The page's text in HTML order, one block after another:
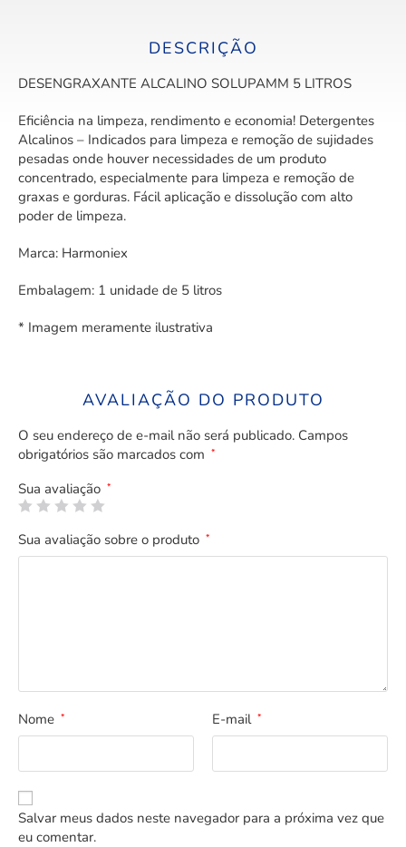
DESCRIÇÃO
DESENGRAXANTE ALCALINO SOLUPAMM 5 LITROS
Eficiência na limpeza, rendimento e economia! Detergentes
Alcalinos – Indicados para limpeza e remoção de sujidades
pesadas onde houver necessidades de um produto
concentrado, especialmente para limpeza e remoção de
graxas e gorduras. Fácil aplicação e dissolução com alto
poder de limpeza.
Marca: Harmoniex
Embalagem: 1 unidade de 5 litros
* Imagem meramente ilustrativa
AVALIAÇÃO DO PRODUTO
O seu endereço de e-mail não será publicado. Campos
obrigatórios são marcados com *
Sua avaliação *
Sua avaliação sobre o produto *
Nome * E-mail *
Salvar meus dados neste navegador para a próxima vez que
eu comentar.